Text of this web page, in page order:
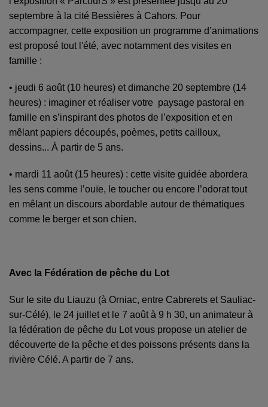
septembre à la cité Bessières à Cahors. Pour
accompagner, cette exposition un programme d’animations
est proposé tout l'été, avec notamment des visites en
famille :
• jeudi 6 août (10 heures) et dimanche 20 septembre (14
heures) : imaginer et réaliser votre paysage pastoral en
famille en s’inspirant des photos de l’exposition et en
mêlant papiers découpés, poèmes, petits cailloux,
dessins... À partir de 5 ans.
• mardi 11 août (15 heures) : cette visite guidée abordera
les sens comme l’ouïe, le toucher ou encore l’odorat tout
en mêlant un discours abordable autour de thématiques
comme le berger et son chien.
Avec la Fédération de pêche du Lot
Sur le site du Liauzu (à Orniac, entre Cabrerets et Sauliac-
sur-Célé), le 24 juillet et le 7 août à 9 h 30, un animateur à
la fédération de pêche du Lot vous propose un atelier de
découverte de la pêche et des poissons présents dans la
rivière Célé. A partir de 7 ans.